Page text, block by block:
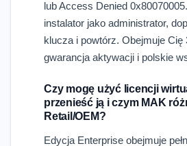
lub Access Denied
instalator jako administrator,
klucza i powtórz. Obejmuje Cię
gwarancja aktywacji i polskie
Czy mogę użyć licencji
przenieść ją i czym MAK
Retail/OEM?
Edycja Enterprise obejmuje